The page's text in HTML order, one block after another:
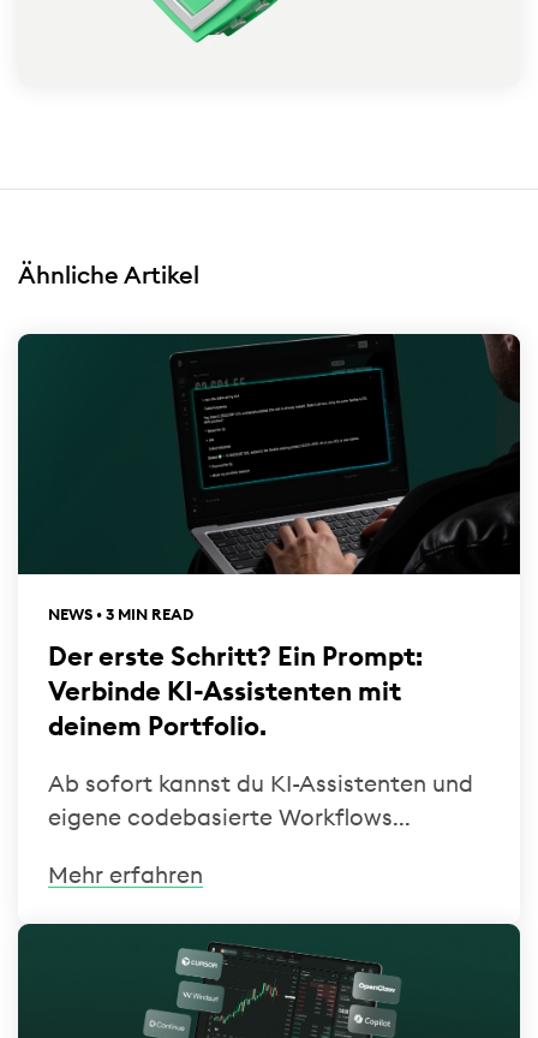
Ähnliche Artikel
NEWS • 3 MIN READ
Der erste Schritt? Ein Prompt:
Verbinde KI-Assistenten mit
deinem Portfolio.
Ab sofort kannst du KI-Assistenten und
eigene codebasierte Workflows...
Mehr erfahren